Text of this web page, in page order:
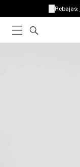
Rebajas: